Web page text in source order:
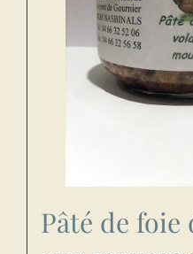
Pâté de foie